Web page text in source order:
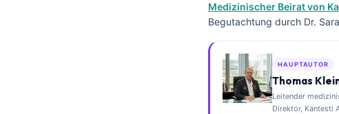
Medizinischer Beirat von
Begutachtung durch Dr.
HAUPTAUTOR
Thomas
Leitender
Direktor, Kantesti